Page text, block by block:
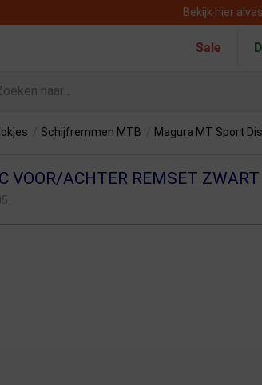
Bekijk hier
Sale
Schijfremmen MTB Magura MT Sport
VOOR/ACHTER REMSET ZWART